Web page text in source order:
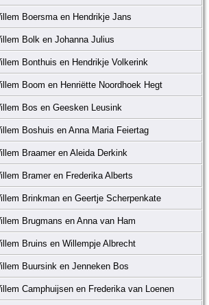
Boersma en Hendrikje Jans
Bolk en Johanna Julius
Bonthuis en Hendrikje Volkerink
Boom en Henriëtte Noordhoek Hegt
Bos en Geesken Leusink
Boshuis en Anna Maria Feiertag
Braamer en Aleida Derkink
Bramer en Frederika Alberts
Brinkman en Geertje Scherpenkate
Brugmans en Anna van Ham
Bruins en Willempje Albrecht
Buursink en Jenneken Bos
Camphuijsen en Frederika van Loenen